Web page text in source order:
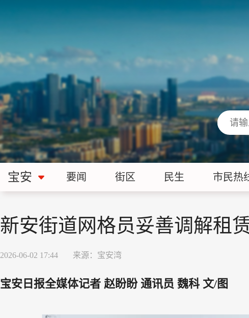
宝安 要闻 街区 民生 市民热
新安街道网格员妥善调解租
2026-06-02 17:44 来源： 宝安湾
宝安日报全媒体记者 赵盼盼 通讯员 魏科 文/图